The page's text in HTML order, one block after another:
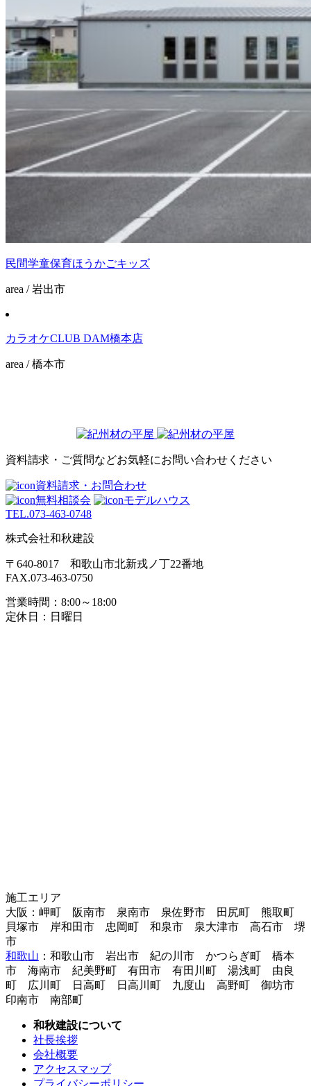
民間学童保育ほうかごキッズ
area / 岩出市
カラオケCLUB DAM橋本店
area / 橋本市
資料請求・ご質問などお気軽にお問い合わせください
資料請求・お問合わせ
無料相談会
モデルハウス
TEL.073-463-0748
株式会社和秋建設
〒640-8017 和歌山市北新戎ノ丁22番地
FAX.073-463-0750
営業時間：8:00～18:00
定休日：日曜日
施工エリア
大阪：岬町 阪南市 泉南市 泉佐野市 田尻町 熊取町
貝塚市 岸和田市 忠岡町 和泉市 泉大津市 高石市 堺
市
和歌山 ：和歌山市 岩出市 紀の川市 かつらぎ町 橋本
市 海南市 紀美野町 有田市 有田川町 湯浅町 由良
町 広川町 日高町 日高川町 九度山 高野町 御坊市
印南市 南部町
和秋建設について
社長挨拶
会社概要
アクセスマップ
プライバシーポリシー